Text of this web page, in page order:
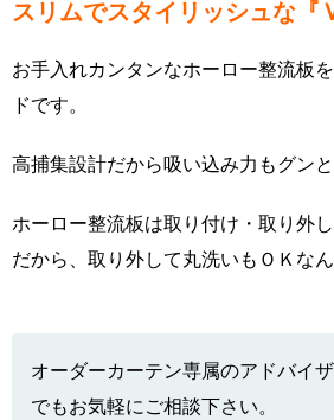
スリムでスタイリッシュな『
お手入れカンタンなホーロー整流板
ドです。
高捕集設計だから吸い込み力もグンと
ホーロー整流板は取り付け・取り外
だから、取り外して丸洗いもＯＫなん
オーダーカーテン専属のアドバイ
でもお気軽にご相談下さい。